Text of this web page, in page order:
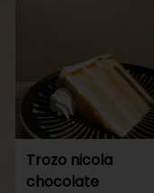
Trozo nicola
chocolate